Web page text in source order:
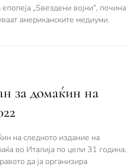
„Ѕвездени војни“, почина
американските медиуми.
за домаќин на
на следното издание на
во Италија по цели 31 година.
да ја организира